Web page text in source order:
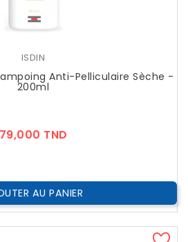
ISDIN
Anti-Pelliculaire Sèche -
200ml
79,000 TND
AU PANIER